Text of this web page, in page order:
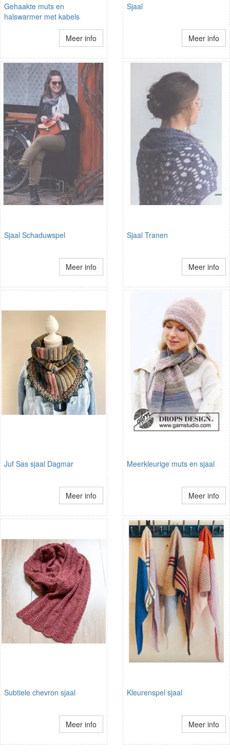
Gehaakte muts en
halswarmer met kabels
Meer info
Sjaal
Meer info
Sjaal Schaduwspel
Meer info
Sjaal Tranen
Meer info
Juf Sas sjaal Dagmar
Meer info
Meerkleurige muts en sjaal
Meer info
Subtiele chevron sjaal
Meer info
Kleurenspel sjaal
Meer info